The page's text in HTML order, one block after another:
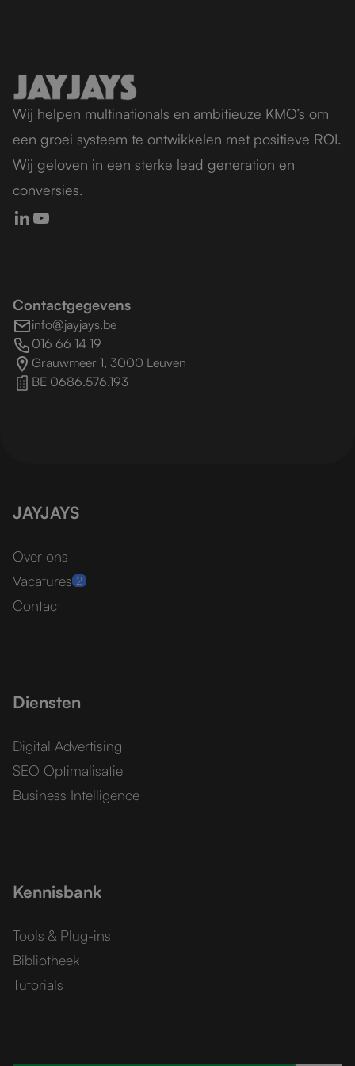
Wij helpen multinationals en ambitieuze KMO’s om
een groei systeem te ontwikkelen met positieve ROI.
Wij geloven in een sterke lead generation en
conversies.
Contactgegevens
info@jayjays.be
016 66 14 19
Grauwmeer 1, 3000 Leuven
BE 0686.576.193
JAYJAYS
Over ons
Vacatures 2
Contact
Diensten
Digital Advertising
SEO Optimalisatie
Business Intelligence
Kennisbank
Tools & Plug-ins
Bibliotheek
Tutorials